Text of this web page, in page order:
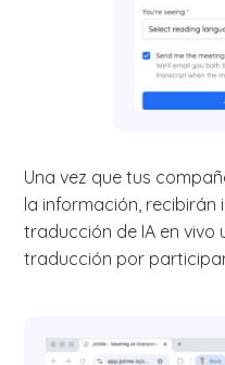
Una vez que tus
la información, recibirán
traducción de IA en vivo
traducción por